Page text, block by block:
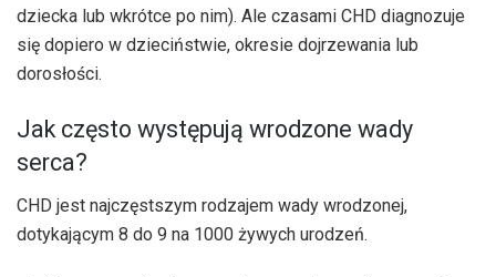
dziecka lub wkrótce po nim). Ale czasami CHD diagnozuje
się dopiero w dzieciństwie, okresie dojrzewania lub
dorosłości.
Jak często występują wrodzone wady
serca?
CHD jest najczęstszym rodzajem wady wrodzonej,
dotykającym 8 do 9 na 1000 żywych urodzeń.